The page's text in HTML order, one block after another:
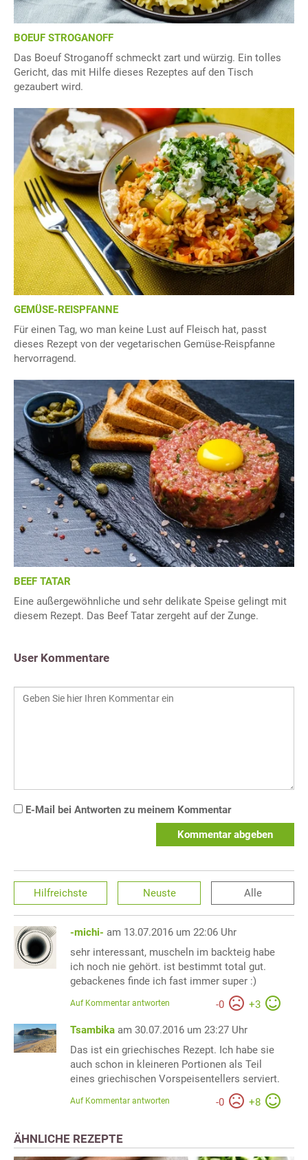
BOEUF STROGANOFF
Das Boeuf Stroganoff schmeckt zart und würzig. Ein tolles
Gericht, das mit Hilfe dieses Rezeptes auf den Tisch
gezaubert wird.
GEMÜSE-REISPFANNE
Für einen Tag, wo man keine Lust auf Fleisch hat, passt
dieses Rezept von der vegetarischen Gemüse-Reispfanne
hervorragend.
BEEF TATAR
Eine außergewöhnliche und sehr delikate Speise gelingt mit
diesem Rezept. Das Beef Tatar zergeht auf der Zunge.
User Kommentare
E-Mail bei Antworten zu meinem Kommentar
Kommentar abgeben
Hilfreichste Neuste Alle
-michi- am 13.07.2016 um 22:06 Uhr
sehr interessant, muscheln im backteig habe
ich noch nie gehört. ist bestimmt total gut.
gebackenes finde ich fast immer super :)
-0 +3
Auf Kommentar antworten
Tsambika am 30.07.2016 um 23:27 Uhr
Das ist ein griechisches Rezept. Ich habe sie
auch schon in kleineren Portionen als Teil
eines griechischen Vorspeisentellers serviert.
-0 +8
Auf Kommentar antworten
ÄHNLICHE REZEPTE